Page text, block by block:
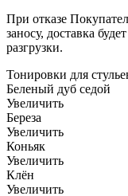
При отказе
заносу, доставка
разгрузки.
Тонировки для
Беленый дуб седой
Увеличить
Береза
Увеличить
Коньяк
Увеличить
Клён
Увеличить